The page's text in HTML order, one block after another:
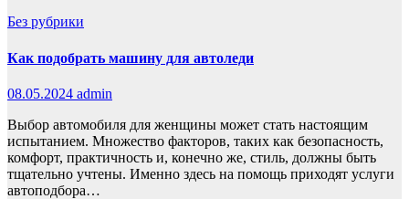
Без рубрики
Как подобрать машину для автоледи
08.05.2024 admin
Выбор автомобиля для женщины может стать настоящим
испытанием. Множество факторов, таких как безопасность,
комфорт, практичность и, конечно же, стиль, должны быть
тщательно учтены. Именно здесь на помощь приходят услуги
автоподбора…